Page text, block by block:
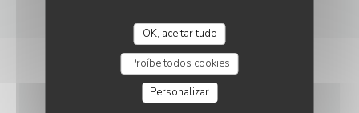
OK, aceitar tudo
Proíbe todos cookies
Personalizar